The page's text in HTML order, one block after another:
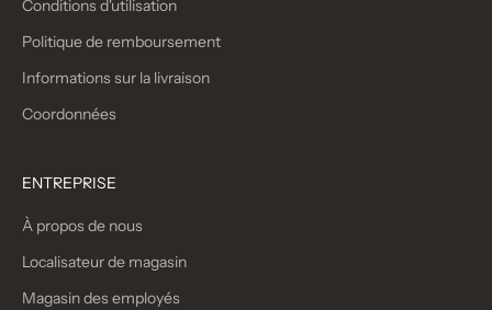
Conditions d'utilisation
Politique de remboursement
Informations sur la livraison
Coordonnées
ENTREPRISE
À propos de nous
Localisateur de magasin
Magasin des employés